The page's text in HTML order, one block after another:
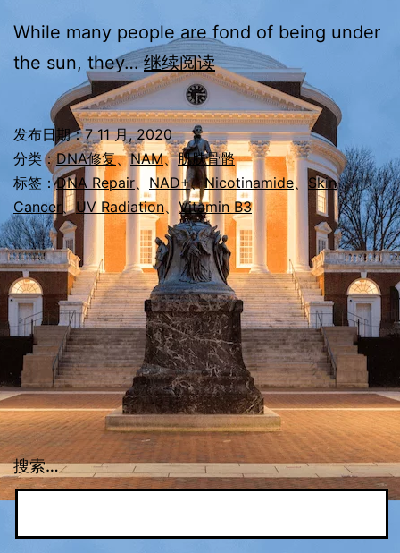
While many people are fond of being under
the sun, they…继续阅读Supplementing
with
Nicotinamide
Protects
Skin
Cells
From
UV-
Induced
DNA
Damage
发布日期：7 11 月, 2020
分类：DNA修复、NAM、肌肤骨骼
标签：DNA Repair、 NAD+、Nicotinamide、Skin
Cancer、UV Radiation、Vitamin B3
搜索…